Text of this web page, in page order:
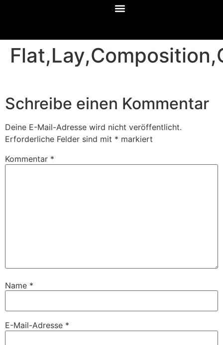
Schreibe einen Kommentar
Deine E-Mail-Adresse wird nicht veröffentlicht.
Erforderliche Felder sind mit * markiert
Kommentar *
Name *
E-Mail-Adresse *